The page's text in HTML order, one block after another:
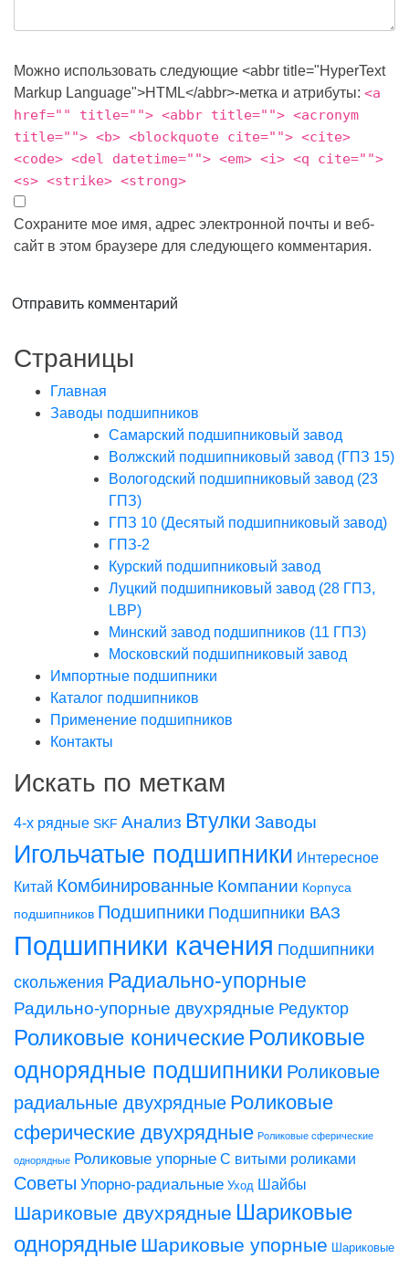
Можно использовать следующие <abbr title="HyperText
Markup Language">HTML</abbr>-метка и атрибуты: <a
href="" title=""> <abbr title=""> <acronym
title=""> <b> <blockquote cite=""> <cite>
<code> <del datetime=""> <em> <i> <q cite="">
<s> <strike> <strong>
Сохраните мое имя, адрес электронной почты и веб-
сайт в этом браузере для следующего комментария.
Отправить комментарий
Страницы
Главная
Заводы подшипников
Cамарский подшипниковый завод
Волжский подшипниковый завод (ГПЗ 15)
Вологодский подшипниковый завод (23
ГПЗ)
ГПЗ 10 (Десятый подшипниковый завод)
ГПЗ-2
Курский подшипниковый завод
Луцкий подшипниковый завод (28 ГПЗ,
LBP)
Минский завод подшипников (11 ГПЗ)
Московский подшипниковый завод
Импортные подшипники
Каталог подшипников
Применение подшипников
Контакты
Искать по меткам
4-х рядные SKF Анализ Втулки Заводы
Игольчатые подшипники Интересное
Китай Комбинированные Компании Корпуса
подшипников Подшипники Подшипники ВАЗ
Подшипники качения Подшипники
скольжения Радиально-упорные
Радильно-упорные двухрядные Редуктор
Роликовые конические Роликовые
однорядные подшипники Роликовые
радиальные двухрядные Роликовые
сферические двухрядные Роликовые сферические
однорядные Роликовые упорные С витыми роликами
Советы Упорно-радиальные Уход Шайбы
Шариковые двухрядные Шариковые
однорядные Шариковые упорные Шариковые